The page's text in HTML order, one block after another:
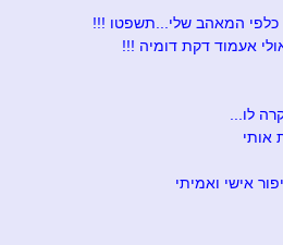
כלפי המאהב שלי...תשפטו !!!
אעמוד דקת דומיה !!!
לו...
אותי
אישי ואמיתי